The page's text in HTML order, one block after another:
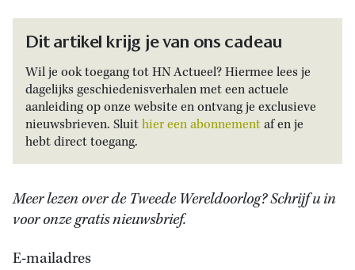
Dit artikel krijg je van ons cadeau
Wil je ook toegang tot HN Actueel? Hiermee lees je
dagelijks geschiedenisverhalen met een actuele
aanleiding op onze website en ontvang je exclusieve
nieuwsbrieven. Sluithier een abonnementaf en je
hebt direct toegang.
Meer lezen over de Tweede Wereldoorlog? Schrijf u in
voor onze gratis nieuwsbrief.
E-mailadres